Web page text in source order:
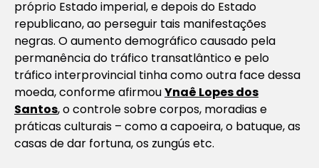
próprio Estado imperial, e depois do Estado
republicano, ao perseguir tais manifestações
negras. O aumento demográfico causado pela
permanência do tráfico transatlântico e pelo
tráfico interprovincial tinha como outra face dessa
moeda, conforme afirmouYnaê Lopes dos
Santos, o controle sobre corpos, moradias e
práticas culturais – como a capoeira, o batuque, as
casas de dar fortuna, os zungús etc.